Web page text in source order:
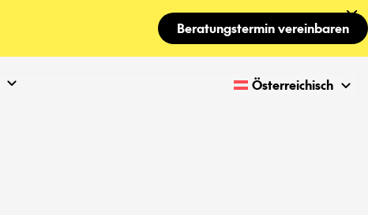
Beratungstermin vereinbaren
Österreichisch